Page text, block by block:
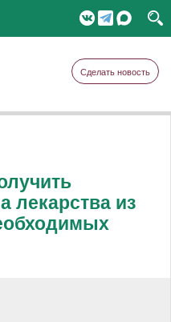
Сделать новость
лекарства из